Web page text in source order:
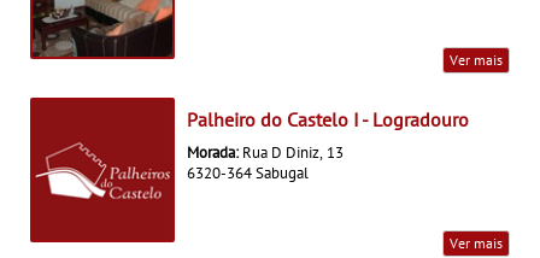
Ver mais
Palheiro do Castelo I - Logradouro
Morada: Rua D Diniz, 13
6320-364 Sabugal
Ver mais